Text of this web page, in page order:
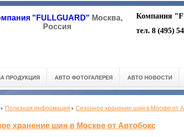
"FULLGUARD" Москва,
Россия
Компания
тел. 8 (495)
ПРОДУКЦИЯ АВТО ФОТОГАЛЕРЕЯ АВТО НОВОСТИ
Полезная информация Cезонное хранение шин в Москве от
хранение шин в Москве от Автобокс